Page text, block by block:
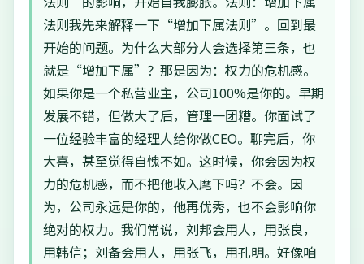
法则我先来解释一下“增加下属法则”。回到最
开始的问题。为什么大部分人会选择第三条，也
就是“增加下属”？那是因为：权力的危机感。
如果你是一个私营业主，公司100%是你的。早期
发展不错，但做大了后，管理一团糟。你面试了
一位经验丰富的经理人给你做CEO。聊完后，你
大喜，甚至觉得自愧不如。这时候，你会因为权
力的危机感，而不把他收入麾下吗？不会。因
为，公司永远是你的，他再优秀，也不会影响你
绝对的权力。我们常说，刘邦会用人，用张良，
用韩信；刘备会用人，用张飞，用孔明。好像咱